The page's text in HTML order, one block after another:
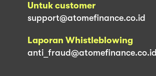
Untuk customer
support@atomefinance.co.id
Laporan Whistleblowing
anti_fraud@atomefinance.co.id